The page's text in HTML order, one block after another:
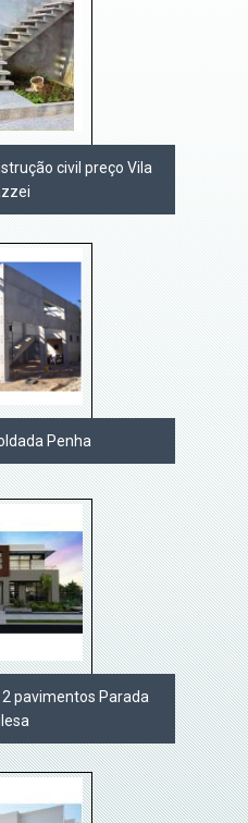
civil preço Vila
Penha
pavimentos Parada